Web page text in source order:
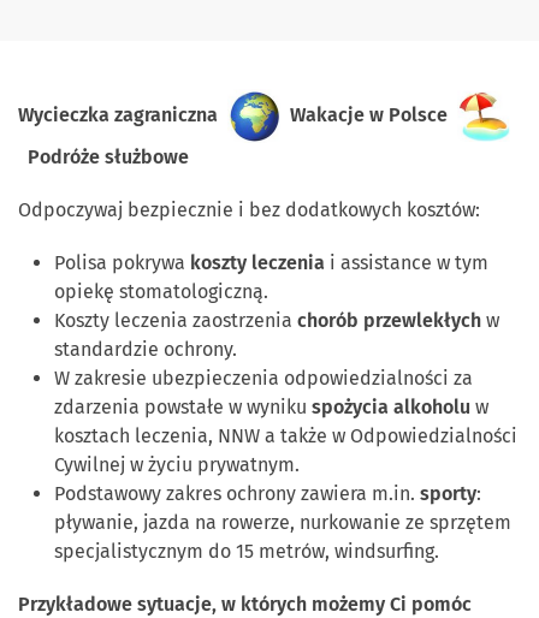
Wycieczka zagraniczna
Wakacje w Polsce
Podróże służbowe
Odpoczywaj bezpiecznie i bez dodatkowych kosztów:
Polisa pokrywa koszty leczenia i assistance w tym
opiekę stomatologiczną.
Koszty leczenia zaostrzenia chorób przewlekłych w
standardzie ochrony.
W zakresie ubezpieczenia odpowiedzialności za
zdarzenia powstałe w wyniku spożycia alkoholu w
kosztach leczenia, NNW a także w Odpowiedzialności
Cywilnej w życiu prywatnym.
Podstawowy zakres ochrony zawiera m.in. sporty:
pływanie, jazda na rowerze, nurkowanie ze sprzętem
specjalistycznym do 15 metrów, windsurfing.
Przykładowe sytuacje, w których możemy Ci pomóc